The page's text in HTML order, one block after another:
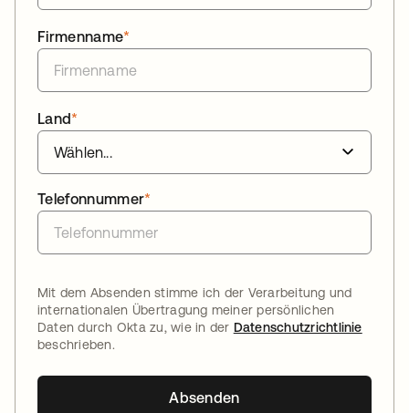
*
Firmenname
*
Land
*
Telefonnummer
Mit dem Absenden stimme ich der Verarbeitung und
internationalen Übertragung meiner persönlichen
Daten durch Okta zu, wie in der Datenschutzrichtlinie
beschrieben.
Absenden